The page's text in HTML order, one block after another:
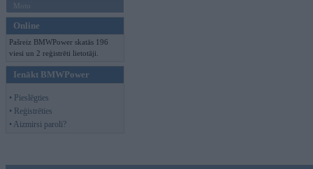
Moto
Online
Pašreiz BMWPower skatās 196
viesi un 2 reģistrēti lietotāji.
Ienākt BMWPower
• Pieslēgties
• Reģistrēties
• Aizmirsi paroli?